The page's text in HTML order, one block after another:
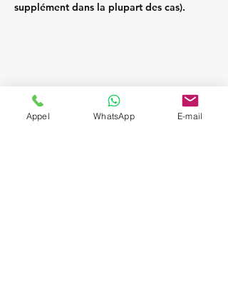
supplément dans la plupart des cas).
Appel WhatsApp E-mail